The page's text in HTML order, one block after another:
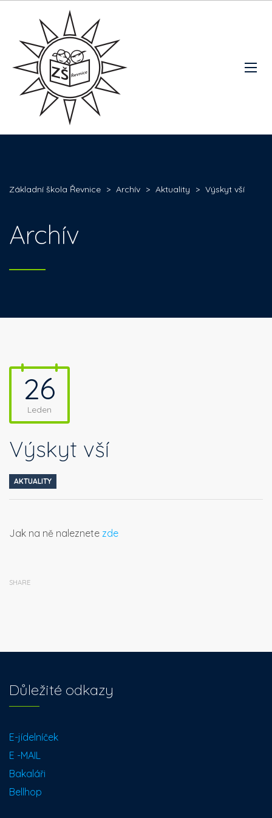
Základní škola Řevnice > Archív > Aktuality > Výskyt vší
Archív
26
Leden
Výskyt vší
AKTUALITY
Jak na ně naleznete zde
SHARE
Důležité odkazy
E-jídelníček
E -MAIL
Bakaláři
Bellhop